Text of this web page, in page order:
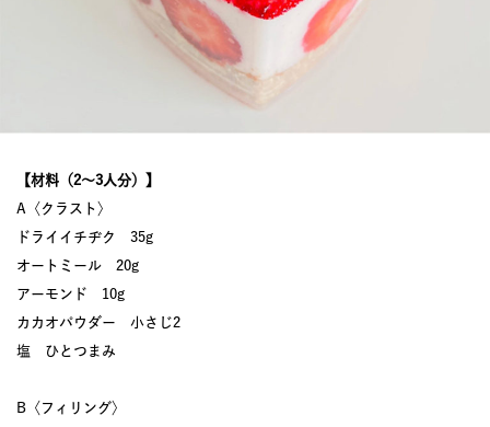
【材料（2〜3人分）】
A〈クラスト〉
ドライイチヂク 35g
オートミール 20g
アーモンド 10g
カカオパウダー 小さじ2
塩 ひとつまみ
B〈フィリング〉